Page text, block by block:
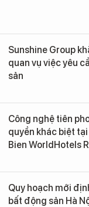
Sunshine Group
quan vụ việc yêu
sản
Công nghệ tiên
quyền khác biệt
Bien WorldHotels
Quy hoạch mới
bất động sản Hà